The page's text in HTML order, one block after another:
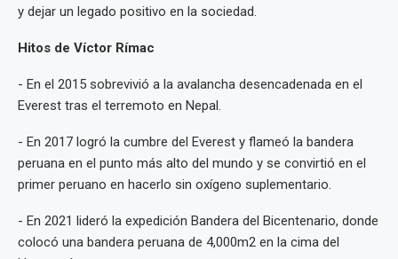
y dejar un legado positivo en la sociedad.
Hitos de Víctor Rímac
- En el 2015 sobrevivió a la avalancha desencadenada en el
Everest tras el terremoto en Nepal.
- En 2017 logró la cumbre del Everest y flameó la bandera
peruana en el punto más alto del mundo y se convirtió en el
primer peruano en hacerlo sin oxígeno suplementario.
- En 2021 lideró la expedición Bandera del Bicentenario, donde
colocó una bandera peruana de 4,000m2 en la cima del